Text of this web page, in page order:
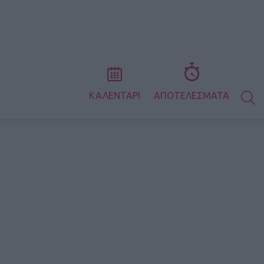
ΚΑΛΕΝΤΑΡΙ ΑΠΟΤΕΛΕΣΜΑΤΑ